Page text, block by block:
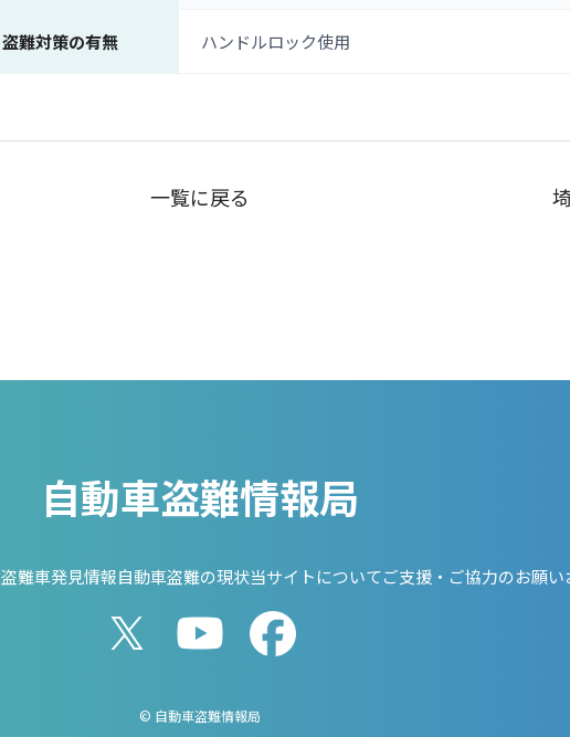
盗難対策の有無 ハンドルロック使用
一覧に戻る
自動車盗難情報局
盗難車発見情報自動車盗難の現状当サイトについてご支援・ご協力のお願い
© 自動車盗難情報局